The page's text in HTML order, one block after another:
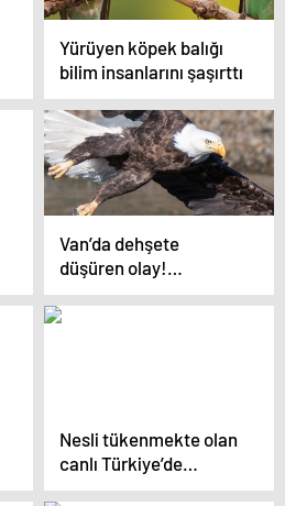
Yürüyen köpek balığı
bilim insanlarını şaşırttı
Van’da dehşete
düşüren olay!
Tonlarcası kurtarıldı
Nesli tükenmekte olan
canlı Türkiye’de
bulundu